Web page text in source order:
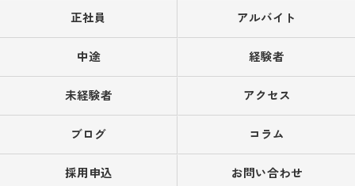
正社員 アルバイト
中途 経験者
未経験者 アクセス
ブログ コラム
採用申込 お問い合わせ